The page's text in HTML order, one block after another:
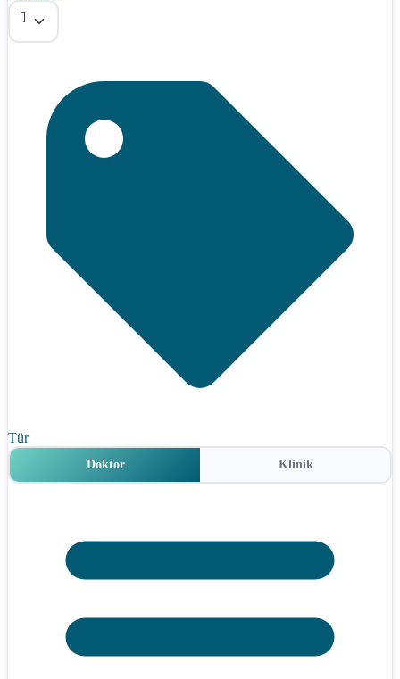
Tümü
Tür
Doktor Klinik